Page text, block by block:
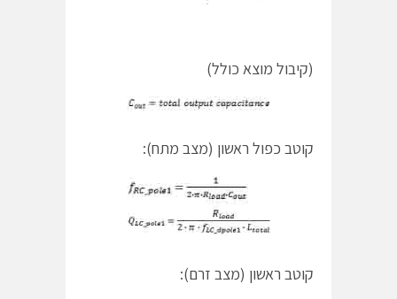
(קיבול מוצא כולל)
קוטב כפול ראשון (מצב מתח):
קוטב ראשון (מצב זרם):